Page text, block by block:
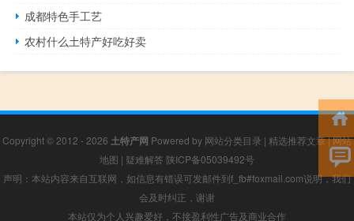
成都特色手工艺
农村什么土特产好吃好卖
Copyright © 2012 - 2026 土特产网 Powered by 网站分类目录 | 精选推荐文章|网站
地图 | 疑难解答 陕ICP备05039492号
声明：本站内容来自互联网，如信息有错误可发邮件到f_fb#foxmail.com说明，我们
会及时纠正，谢谢
本站仅为个人兴趣爱好，不接盈利性广告及商业合作